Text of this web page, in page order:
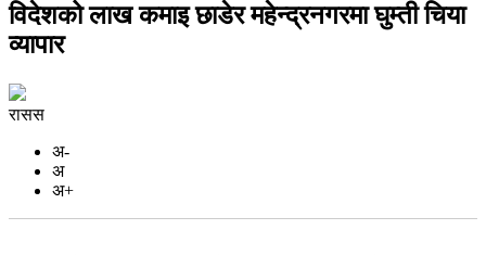
विदेशको लाख कमाइ छाडेर महेन्द्रनगरमा घुम्ती चिया
व्यापार
रासस
अ-
अ
अ+